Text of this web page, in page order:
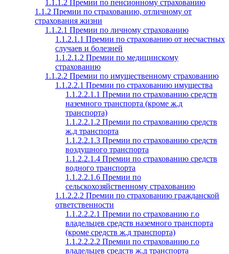
1.1.1.2 Премии по пенсионному страхованию
1.1.2 Премии по страхованию, отличному от
страхования жизни
1.1.2.1 Премии по личному страхованию
1.1.2.1.1 Премии по страхованию от несчастных
случаев и болезней
1.1.2.1.2 Премии по медицинскому
страхованию
1.1.2.2 Премии по имущественному страхованию
1.1.2.2.1 Премии по страхованию имущества
1.1.2.2.1.1 Премии по страхованию средств
наземного транспорта (кроме ж.д
транспорта)
1.1.2.2.1.2 Премии по страхованию средств
ж.д транспорта
1.1.2.2.1.3 Премии по страхованию средств
воздушного транспорта
1.1.2.2.1.4 Премии по страхованию средств
водного транспорта
1.1.2.2.1.6 Премии по
сельскохозяйственному страхованию
1.1.2.2.2 Премии по страхованию гражданской
ответственности
1.1.2.2.2.1 Премии по страхованию г.о
владельцев средств наземного транспорта
(кроме средств ж.д транспорта)
1.1.2.2.2.2 Премии по страхованию г.о
владельцев средств ж.д транспорта